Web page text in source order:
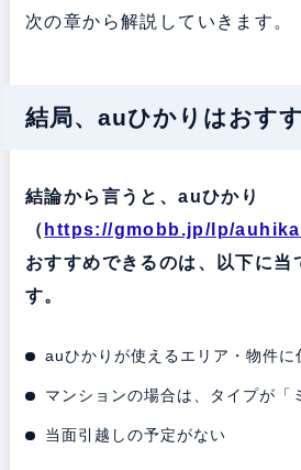
次の章から解説していきます。
結局、auひかりはおす
結論から言うと、auひかり
（ https://gmobb.jp/lp/
おすすめできるのは、以下に当
す。
auひかりが使えるエリア・物件に
マンションの場合は、タイプが「
当面引越しの予定がない